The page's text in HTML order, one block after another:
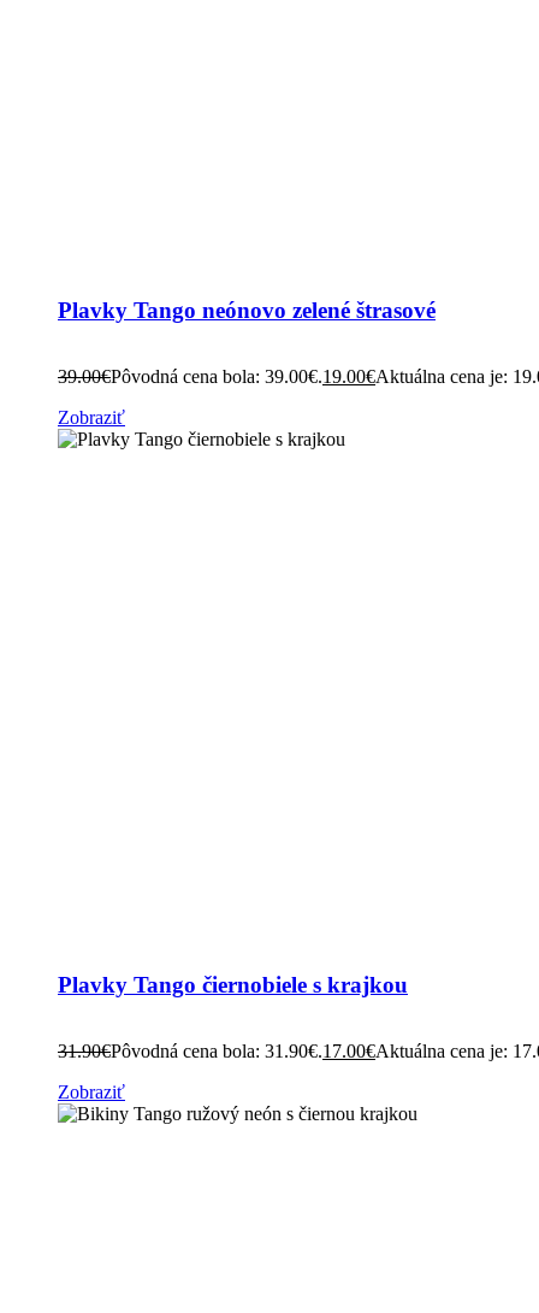
Plavky Tango neónovo zelené štrasové
39.00€Pôvodná cena bola: 39.00€.19.00€Aktuálna cena je:
Zobraziť
Plavky Tango čiernobiele s krajkou
31.90€Pôvodná cena bola: 31.90€.17.00€Aktuálna cena je:
Zobraziť